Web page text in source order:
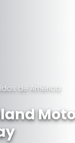
de América